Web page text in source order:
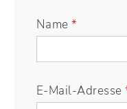
Name*
E-Mail-Adresse